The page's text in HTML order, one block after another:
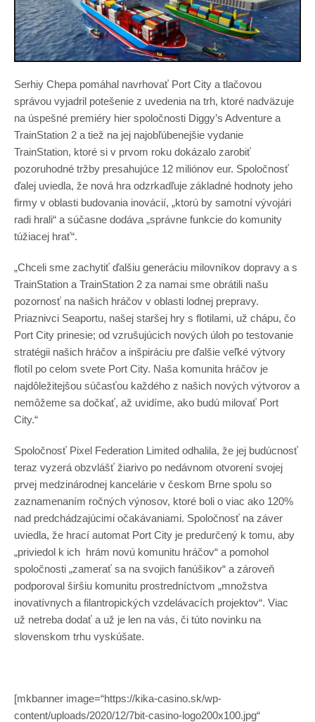
Serhiy Chepa pomáhal navrhovať Port City a tlačovou
správou vyjadril potešenie z uvedenia na trh, ktoré nadväzuje
na úspešné premiéry hier spoločnosti Diggy’s Adventure a
TrainStation 2 a tiež na jej najobľúbenejšie vydanie
TrainStation, ktoré si v prvom roku dokázalo zarobiť
pozoruhodné tržby presahujúce 12 miliónov eur. Spoločnosť
ďalej uviedla, že nová hra odzrkadľuje základné hodnoty jeho
firmy v oblasti budovania inovácií, „ktorú by samotní vývojári
radi hrali“ a súčasne dodáva „správne funkcie do komunity
túžiacej hrať“.
„Chceli sme zachytiť ďalšiu generáciu milovníkov dopravy a s
TrainStation a TrainStation 2 za namai sme obrátili našu
pozornosť na našich hráčov v oblasti lodnej prepravy.
Priaznivci Seaportu, našej staršej hry s flotilami, už chápu, čo
Port City prinesie; od vzrušujúcich nových úloh po testovanie
stratégii našich hráčov a inšpiráciu pre ďalšie veľké výtvory
flotíl po celom svete Port City. Naša komunita hráčov je
najdôležitejšou súčasťou každého z našich nových výtvorov a
nemôžeme sa dočkať, až uvidíme, ako budú milovať Port
City.“
Spoločnosť Pixel Federation Limited odhalila, že jej budúcnosť
teraz vyzerá obzvlášť žiarivo po nedávnom otvorení svojej
prvej medzinárodnej kancelárie v českom Brne spolu so
zaznamenaním ročných výnosov, ktoré boli o viac ako 120%
nad predchádzajúcimi očakávaniami. Spoločnosť na záver
uviedla, že hrací automat Port City je predurčený k tomu, aby
„priviedol k ich hrám novú komunitu hráčov“ a pomohol
spoločnosti „zamerať sa na svojich fanúšikov“ a zároveň
podporoval širšiu komunitu prostredníctvom „množstva
inovatívnych a filantropických vzdelávacích projektov“. Viac
už netreba dodať a už je len na vás, či túto novinku na
slovenskom trhu vyskúšate.
[mkbanner image=“https://kika-casino.sk/wp-
content/uploads/2020/12/7bit-casino-logo200x100.jpg“